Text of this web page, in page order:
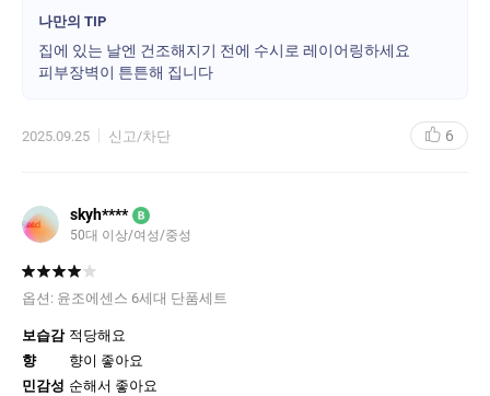
얼굴 피부가 가렵고 진물도 난 후, 피부 장벽에 문제가 생겨 몇 년째
얇아져버린 피부로 인해 민감하고 극건성이 되어 미세주름과 붉고,
건조함으로 요철까지 생겨 피부화장조차 안먹는 피부가 되어 기초,
메이크업 다 먹지를 않아 고생이었습니다.
이제는 내가 고쳐줄께요! 라는 샵주인의 말을 듣고 다녀야 했습니
다.
들을 써봐도 그나마 순한게 조금 나을 뿐 별 큰 효과를 느끼지 못 하
던 차에, 이 제품을 생일 선물로 받아 오랜만에 쓰고 아직도 향과 제
단해 지기 시작하는것을 느껴, 집에 있는 날엔 하루종일 피부에 덧발
라서 금방 한 통 다 썼어요.레이어링해도 뽀루지 등 전혀 문제가 없
이 제품을 쓴 후 화장이 잘 먹는 걸 느꼈고
사람들이 피부 나아졌다고는 하고, 처음 보는 이는 피부 좋다고까지
하는 말을 정말 오랜만에 다시 듣기 시작했습니다.윤조가 파부 장벽
나만의 TIP
집에 있는 날엔 건조해지기 전에 수시로 레이어링하세요
피부장벽이 튼튼해 집니다
2025.09.25 신고/차단 6
skyh**** B
50대 이상/여성/중성
옵션: 윤조에센스 6세대 단품세트
보습감 적당해요
향
향이 좋아요
민감성 순해서 좋아요